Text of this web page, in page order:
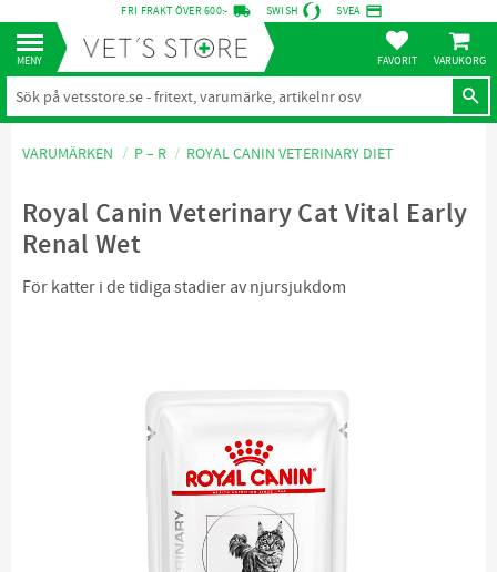
Meny
FRI FRAKT ÖVER 600:- local_shipping SWISH SVEA credit_card
FAVORITER
VARUMÄRKEN P – R ROYAL CANIN VETERINARY DIET
Royal Canin Veterinary Cat Vital Early
Renal Wet
För katter i de tidiga stadier av njursjukdom